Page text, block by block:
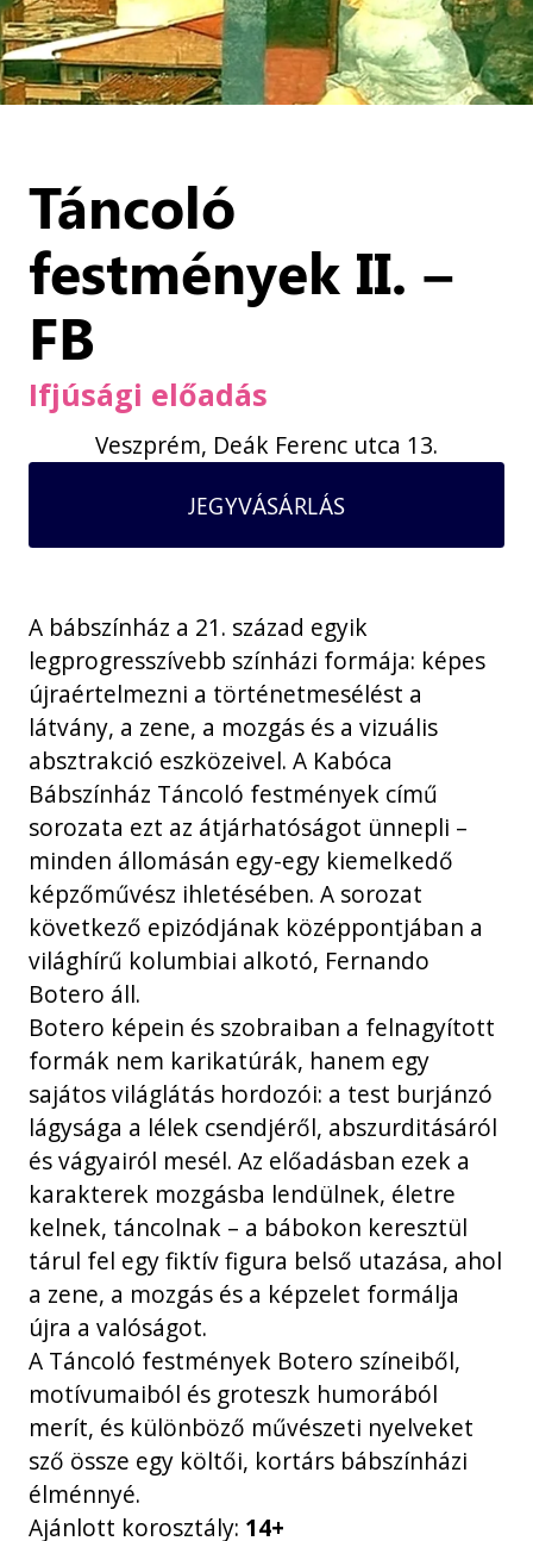
Táncoló
festmények II. –
FB
Ifjúsági előadás
Veszprém, Deák Ferenc utca 13.
JEGYVÁSÁRLÁS
A bábszínház a 21. század egyik
legprogresszívebb színházi formája: képes
újraértelmezni a történetmesélést a
látvány, a zene, a mozgás és a vizuális
absztrakció eszközeivel. A Kabóca
Bábszínház Táncoló festmények című
sorozata ezt az átjárhatóságot ünnepli –
minden állomásán egy-egy kiemelkedő
képzőművész ihletésében. A sorozat
következő epizódjának középpontjában a
világhírű kolumbiai alkotó, Fernando
Botero áll.
Botero képein és szobraiban a felnagyított
formák nem karikatúrák, hanem egy
sajátos világlátás hordozói: a test burjánzó
lágysága a lélek csendjéről, abszurditásáról
és vágyairól mesél. Az előadásban ezek a
karakterek mozgásba lendülnek, életre
kelnek, táncolnak – a bábokon keresztül
tárul fel egy fiktív figura belső utazása, ahol
a zene, a mozgás és a képzelet formálja
újra a valóságot.
A Táncoló festmények Botero színeiből,
motívumaiból és groteszk humorából
merít, és különböző művészeti nyelveket
sző össze egy költői, kortárs bábszínházi
élménnyé.
Ajánlott korosztály: 14+